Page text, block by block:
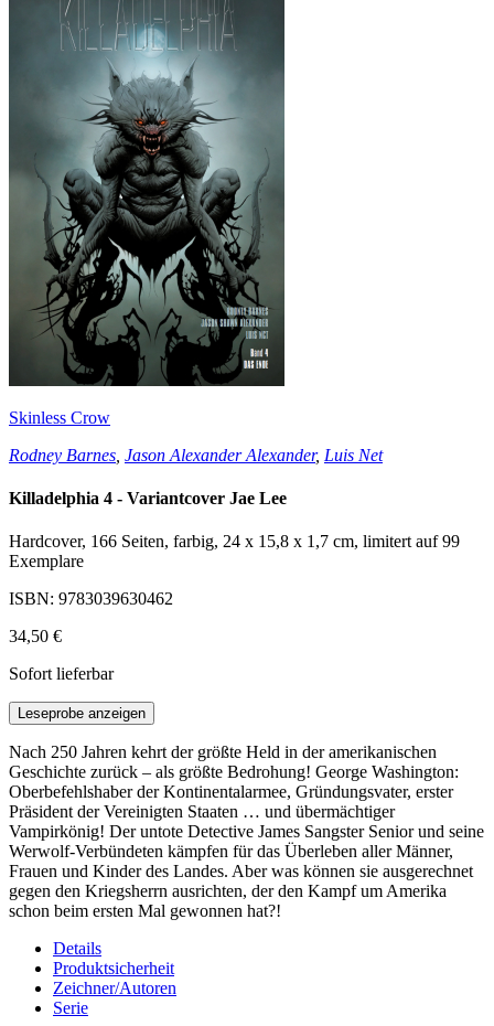
Skinless Crow
Rodney Barnes Jason Alexander Alexander, Luis Net
Killadelphia 4 - Variantcover Jae Lee
Hardcover, 166 Seiten, farbig, 24 x 15,8 x 1,7 cm, limitert auf 99
Exemplare
ISBN: 9783039630462
34,50 €
Sofort lieferbar
Leseprobe anzeigen
Nach 250 Jahren kehrt der größte Held in der amerikanischen
Geschichte zurück – als größte Bedrohung! George Washington:
Oberbefehlshaber der Kontinentalarmee, Gründungsvater, erster
Präsident der Vereinigten Staaten … und übermächtiger
Vampirkönig! Der untote Detective James Sangster Senior und seine
Werwolf-Verbündeten kämpfen für das Überleben aller Männer,
Frauen und Kinder des Landes. Aber was können sie ausgerechnet
gegen den Kriegsherrn ausrichten, der den Kampf um Amerika
schon beim ersten Mal gewonnen hat?!
Details
Produktsicherheit
Zeichner/Autoren
Serie